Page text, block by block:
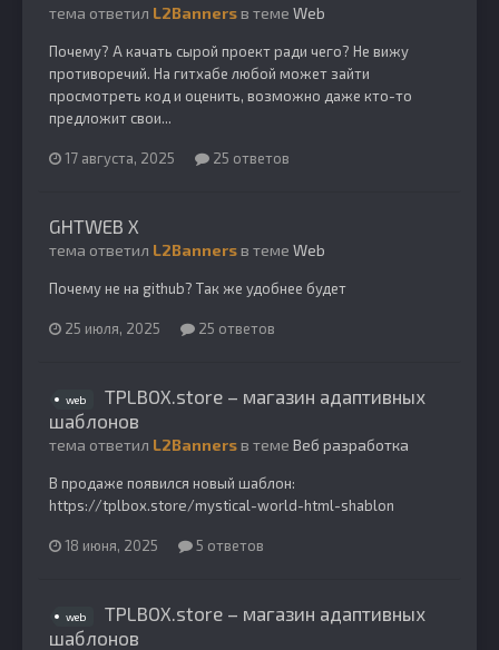
тема ответил L2Bannersв теме Web
Почему? А качать сырой проект ради чего? Не вижу
противоречий. На гитхабе любой может зайти
просмотреть код и оценить, возможно даже кто-то
предложит свои...
17 августа, 2025 25 ответов
GHTWEB X
тема ответил L2Bannersв теме Web
Почему не на github? Так же удобнее будет
25 июля, 2025 25 ответов
web
TPLBOX.store – магазин адаптивных
шаблонов
тема ответил L2Bannersв теме Веб разработка
В продаже появился новый шаблон:
https://tplbox.store/mystical-world-html-shablon
18 июня, 2025 5 ответов
web
TPLBOX.store – магазин адаптивных
шаблонов